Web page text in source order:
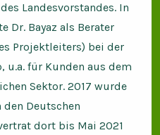
Landesvorstandes. In
Dr. Bayaz als Berater
Projektleiters) bei der
u.a. für Kunden aus dem
Sektor. 2017 wurde
Deutschen
dort bis Mai 2021